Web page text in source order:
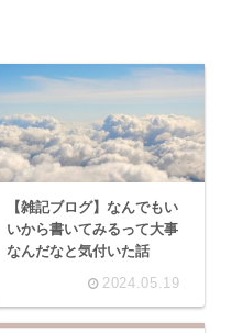
【雑記ブログ】なんでもい
いから書いてみるって大事
なんだなと気付いた話
2024.05.19